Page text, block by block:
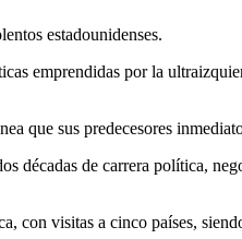
estadounidenses.
emprendidas por la
que sus predecesores
décadas de carrera política,
con visitas a cinco países,